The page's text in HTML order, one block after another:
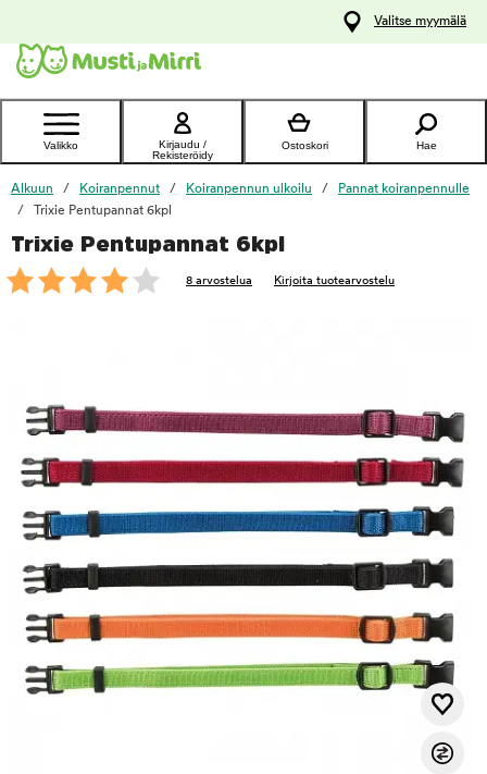
Ota yhteyttä
asiakaspalveluun
Valitse myymälä
Valikko
Kirjaudu /
Rekisteröidy
Ostoskori Hae
Alkuun Koiranpennut Koiranpennun ulkoilu
Pannat koiranpennulle
Trixie Pentupannat 6kpl
Trixie Pentupannat 6kpl
8 arvostelua Kirjoita tuotearvostelu
foo